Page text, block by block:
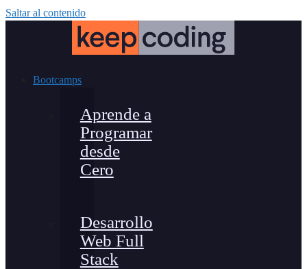
Saltar al contenido
Bootcamps
Aprende a
Programar
desde
Cero
Desarrollo
Web Full
Stack